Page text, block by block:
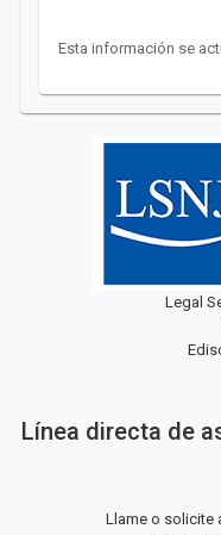
Esta información se
Legal
Línea directa de
Llame o solicite